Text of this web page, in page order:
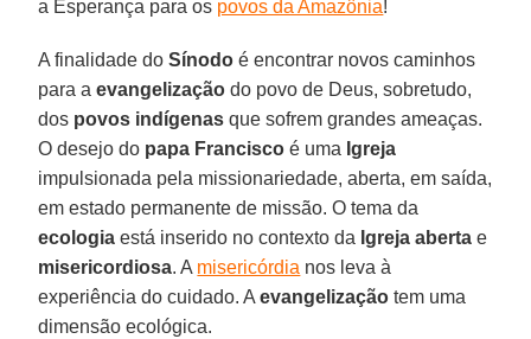
a Esperança para os povos da Amazônia!
A finalidade doSínodo é encontrar novos caminhos
para aevangelização do povo de Deus, sobretudo,
dos povos indígenas que sofrem grandes ameaças.
O desejo do papa Francisco é uma Igreja
impulsionada pela missionariedade, aberta, em saída,
em estado permanente de missão. O tema da
ecologia está inserido no contexto da Igreja abertae
misericordiosa. A misericórdia nos leva à
experiência do cuidado. Aevangelização tem uma
dimensão ecológica.